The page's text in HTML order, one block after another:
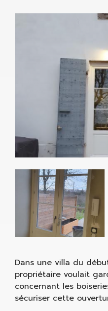
Dans une villa du
propriétaire voulait
concernant les
sécuriser cette